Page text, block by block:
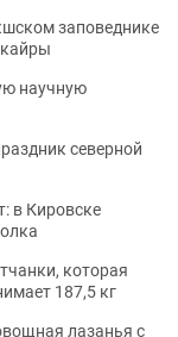
заповеднике
научную
северной
в Кировске
которая
187,5 кг
лазанья с